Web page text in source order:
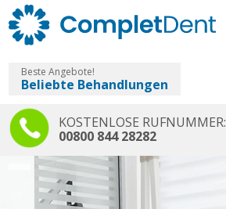
Beste Angebote!
Beliebte Behandlungen
KOSTENLOSE RUFNUMMER:
00800 844 28282